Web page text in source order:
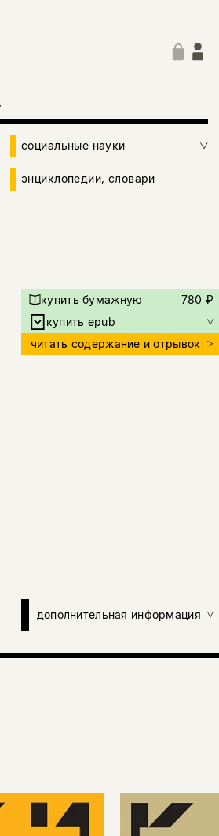
социальные науки
энциклопедии, словари
купить бумажную
780 ₽
купить epub
читать содержание и отрывок
дополнительная информация